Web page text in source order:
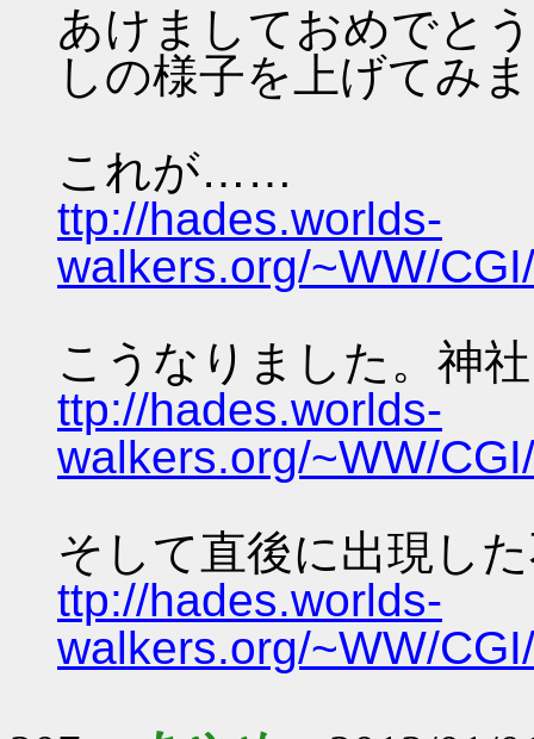
あけましておめでと
しの様子を上げてみ
これが……
ttp://hades.worlds-
walkers.org/~WW/
こうなりました。神
ttp://hades.worlds-
walkers.org/~WW/
そして直後に出現し
ttp://hades.worlds-
walkers.org/~WW/